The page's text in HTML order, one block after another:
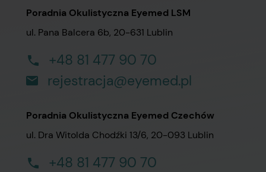
Poradnia Okulistyczna Eyemed LSM
ul. Pana Balcera 6b, 20-631 Lublin
+48 81 477 90 70
rejestracja@eyemed.pl
Poradnia Okulistyczna Eyemed Czechów
ul. Dra Witolda Chodźki 13/6, 20-093 Lublin
+48 81 477 90 70